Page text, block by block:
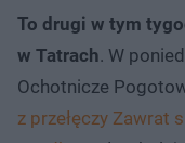
To drugi w tym
w Tatrach. W
Ochotnicze
z przełęczy Zawrat